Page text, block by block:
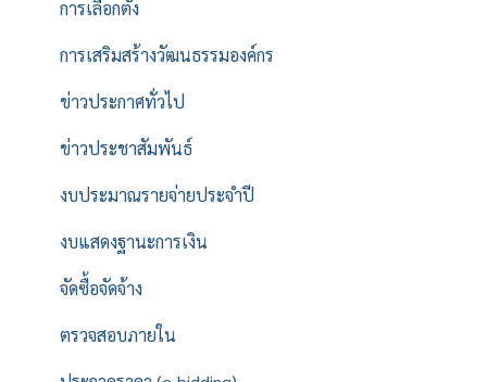
การเลือกตั้ง
การเสริมสร้างวัฒนธรรมองค์กร
ข่าวประกาศทั่วไป
ข่าวประชาสัมพันธ์
งบประมาณรายจ่ายประจำปี
งบแสดงฐานะการเงิน
จัดซื้อจัดจ้าง
ตรวจสอบภายใน